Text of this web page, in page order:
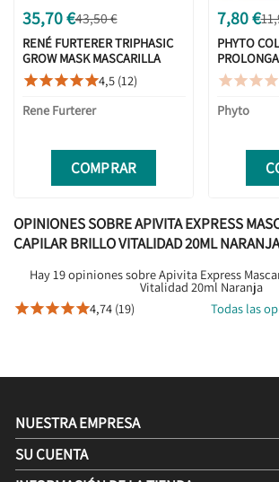
35,70 €43,50 €
RENÉ FURTERER TRIPHASIC
GROW MASK MASCARILLA
200ML
4,5 (12)
Rene Furterer
COMPRAR
7,80 €
PHYTO
75 ML

Phyto
OPINIONES SOBRE APIVITA EXPRESS
CAPILAR BRILLO VITALIDAD 20ML NARANJA
Hay 19 opiniones sobre Apivita Express
Vitalidad 20ml Naranja
4,74 (19) Todas las
NUESTRA EMPRESA
SU CUENTA